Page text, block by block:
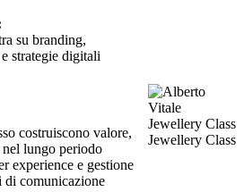
su branding,
strategie digitali
costruiscono valore,
lungo periodo
experience e gestione
di comunicazione
Jewellery Class